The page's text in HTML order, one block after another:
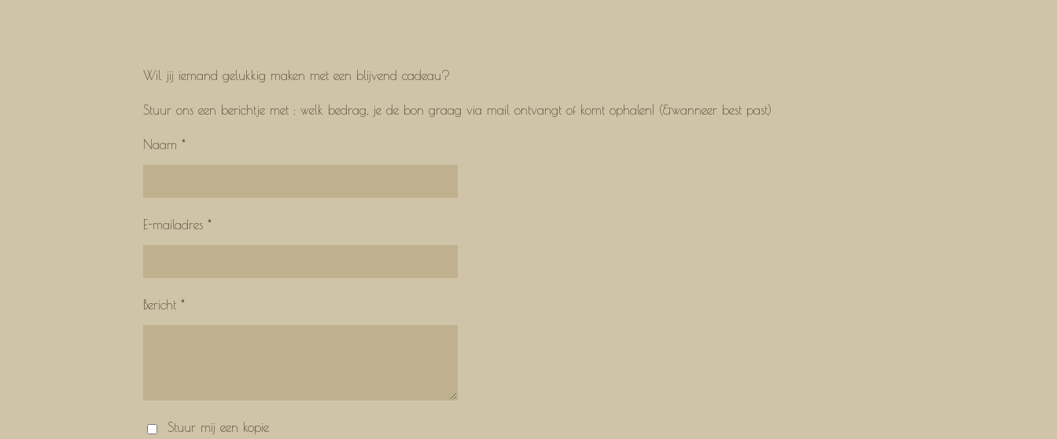
Wil jij iemand gelukkig maken met een blijvend cadeau?
Stuur ons een berichtje met : welk bedrag, je de bon graag via mail ontvangt of komt ophalen! (&wanneer best past)
Naam *
E-mailadres *
Bericht *
Stuur mij een kopie